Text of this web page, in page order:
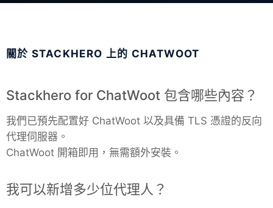
Docker
Elasticsearch
關於 STACKHERO 上的 CHATWOOT
Stackhero for ChatWoot 包含哪些內容？
我們已預先配置好 ChatWoot 以及具備 TLS 憑證的反向
代理伺服器。
ChatWoot 開箱即用，無需額外安裝。
我可以新增多少位代理人？